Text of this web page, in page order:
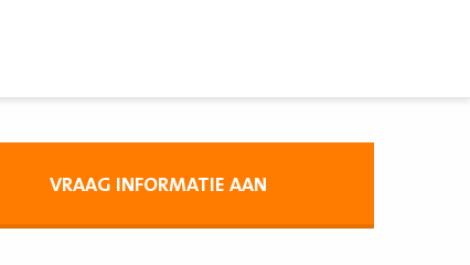
VRAAG INFORMATIE AAN